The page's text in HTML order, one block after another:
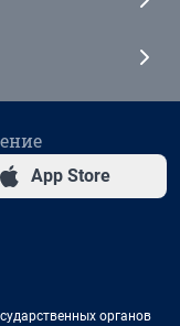
App Store
органов